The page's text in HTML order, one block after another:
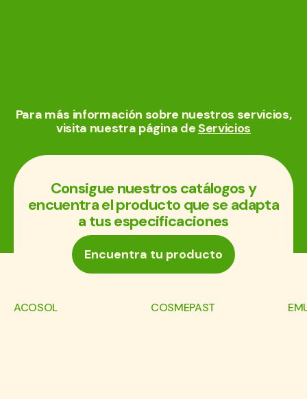
Para más información sobre nuestros servicios,
visita nuestra página deServicios
Consigue nuestros catálogos y
encuentra el producto que se adapta
a tus especificaciones
Encuentra tu producto
ACOSOL COSMEPAST